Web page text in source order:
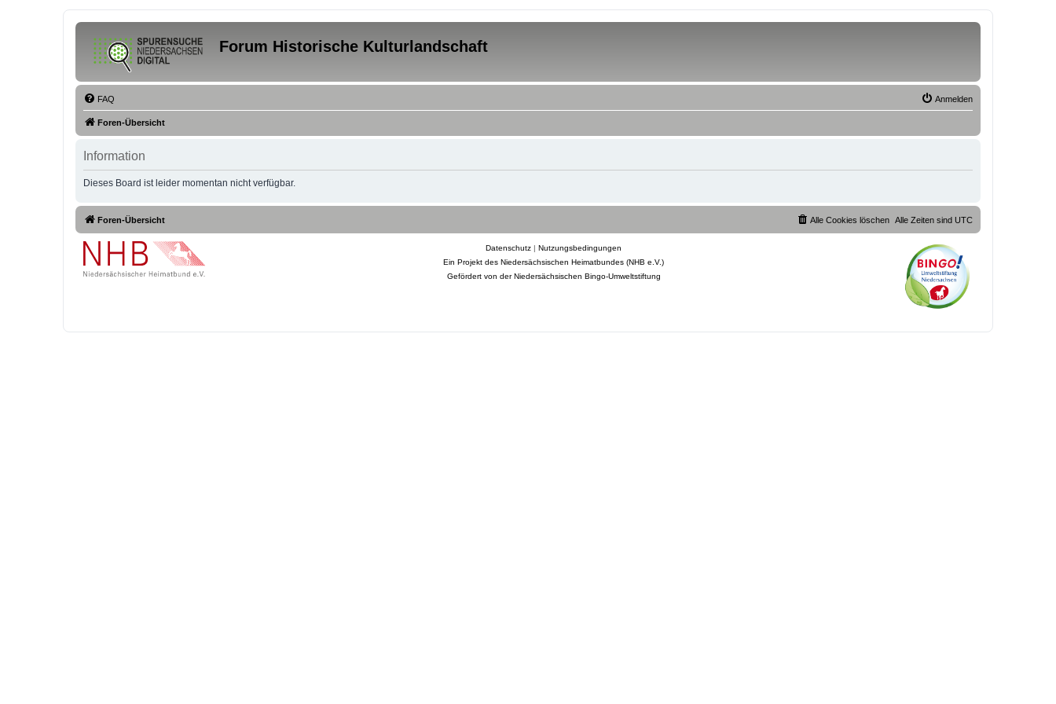
Forum Historische Kulturlandschaft
FAQ Anmelden
Foren-Übersicht
Information
Dieses Board ist leider momentan nicht verfügbar.
Foren-Übersicht Alle Zeiten sind UTC
Alle Cookies löschen
Datenschutz | Nutzungsbedingungen
Ein Projekt des Niedersächsischen Heimatbundes (NHB e.V.)
Gefördert von der Niedersächsischen Bingo-Umweltstiftung